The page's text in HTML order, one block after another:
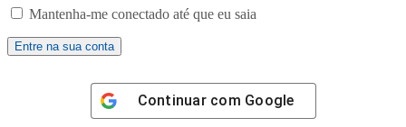
Mantenha-me conectado até que eu saia
Continuar com Google